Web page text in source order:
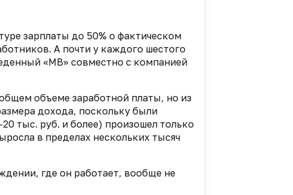
зарплаты до 50% о фактическом
А почти у каждого шестого
«МВ» совместно с компанией
объеме заработной платы, но из
дохода, поскольку были
тыс. руб. и более) произошел только
в пределах нескольких тысяч
где он работает, вообще не